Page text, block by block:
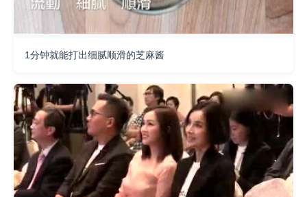
1分钟就能打出细腻顺滑的芝麻酱